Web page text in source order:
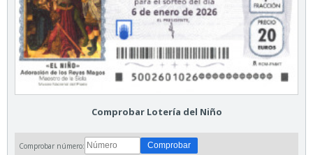
Comprobar Lotería del Niño
Comprobar número: